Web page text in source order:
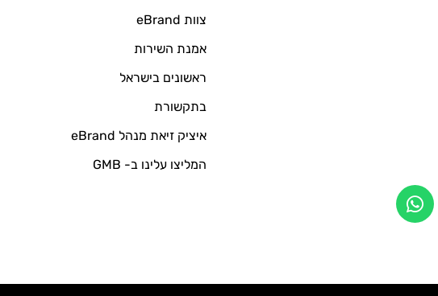
צוות eBrand
אמנת השירות
ראשונים בישראל
בתקשורת
איציק זיאת מנהל eBrand
המליצו עלינו ב- GMB